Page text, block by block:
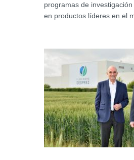
programas de
en productos líderes en el